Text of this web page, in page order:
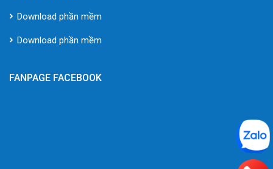
Download phần mềm
Download phần mềm
FANPAGE FACEBOOK